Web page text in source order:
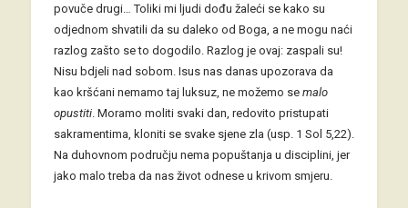
povuče drugi… Toliki mi ljudi dođu žaleći se kako su
odjednom shvatili da su daleko od Boga, a ne mogu naći
razlog zašto se to dogodilo. Razlog je ovaj: zaspali su!
Nisu bdjeli nad sobom. Isus nas danas upozorava da
kao kršćani nemamo taj luksuz, ne možemo se malo
opustiti. Moramo moliti svaki dan, redovito pristupati
sakramentima, kloniti se svake sjene zla (usp. 1 Sol 5,22).
Na duhovnom području nema popuštanja u disciplini, jer
jako malo treba da nas život odnese u krivom smjeru.